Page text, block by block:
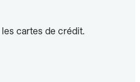
cartes de crédit.